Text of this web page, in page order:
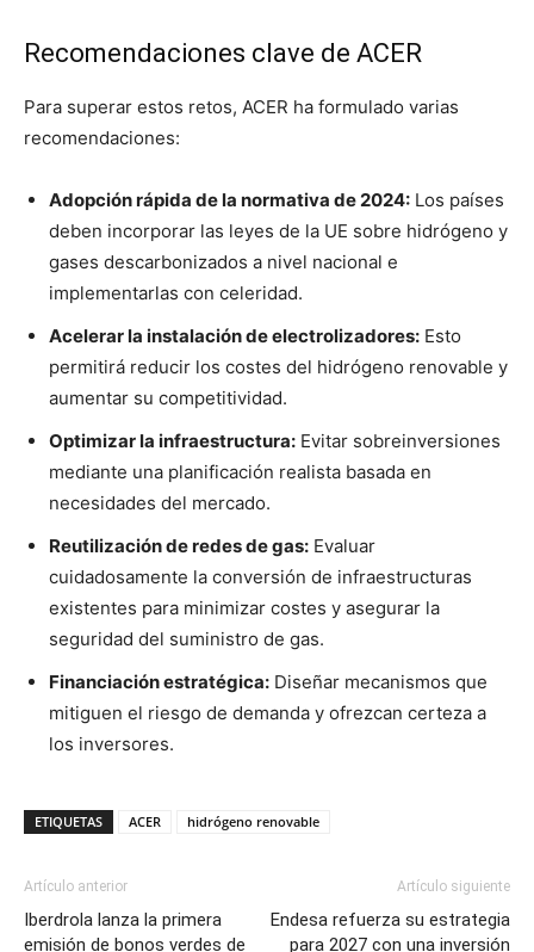
Recomendaciones clave de ACER
Para superar estos retos, ACER ha formulado varias
recomendaciones:
Adopción rápida de la normativa de 2024: Los países
deben incorporar las leyes de la UE sobre hidrógeno y
gases descarbonizados a nivel nacional e
implementarlas con celeridad.
Acelerar la instalación de electrolizadores: Esto
permitirá reducir los costes del hidrógeno renovable y
aumentar su competitividad.
Optimizar la infraestructura: Evitar sobreinversiones
mediante una planificación realista basada en
necesidades del mercado.
Reutilización de redes de gas: Evaluar
cuidadosamente la conversión de infraestructuras
existentes para minimizar costes y asegurar la
seguridad del suministro de gas.
Financiación estratégica: Diseñar mecanismos que
mitiguen el riesgo de demanda y ofrezcan certeza a
los inversores.
ETIQUETAS ACER hidrógeno renovable
Artículo anterior
Iberdrola lanza la primera
emisión de bonos verdes de
Artículo siguiente
Endesa refuerza su estrategia
para 2027 con una inversión